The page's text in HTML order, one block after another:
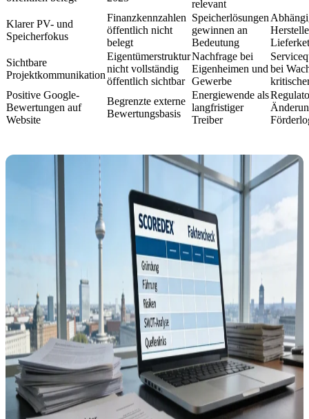
relevant
Klarer PV- und
Speicherfokus
Finanzkennzahlen
öffentlich nicht
belegt
Speicherlösungen
gewinnen an
Bedeutung
Sichtbare
Projektkommunikation
Eigentümerstruktur
nicht vollständig
öffentlich sichtbar
Nachfrage bei
Eigenheimen und
Gewerbe
bei
Positive Google-
Bewertungen auf
Website
Begrenzte externe
Bewertungsbasis
Energiewende als
langfristiger
Treiber